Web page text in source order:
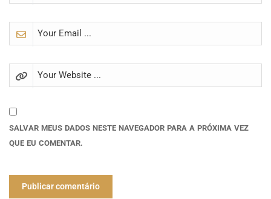
SALVAR MEUS DADOS NESTE NAVEGADOR PARA A PRÓXIMA VEZ
QUE EU COMENTAR.